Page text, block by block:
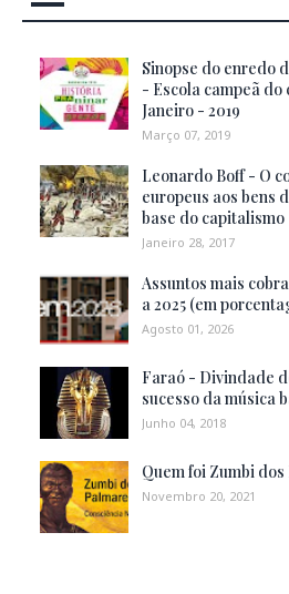
Sinopse do enredo
- Escola campeã do
Janeiro - 2019
Março 07, 2019
Leonardo Boff - O
europeus aos bens
base do capitalismo
Janeiro 28, 2017
Assuntos mais
a 2025 (em
Agosto 01, 2026
Faraó - Divindade
sucesso da música
Junho 04, 2018
Quem foi Zumbi
Novembro 20, 2021